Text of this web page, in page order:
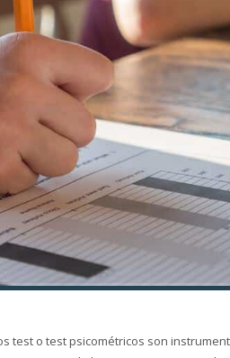
test o test psicométricos son